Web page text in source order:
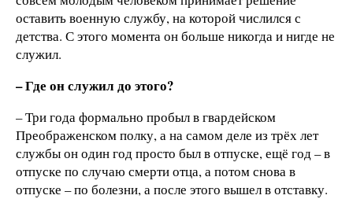
оставить военную службу, на которой числился с
детства. С этого момента он больше никогда и нигде не
служил.
– Где он служил до этого?
– Три года формально пробыл в гвардейском
Преображенском полку, а на самом деле из трёх лет
службы он один год просто был в отпуске, ещё год – в
отпуске по случаю смерти отца, а потом снова в
отпуске – по болезни, а после этого вышел в отставку.